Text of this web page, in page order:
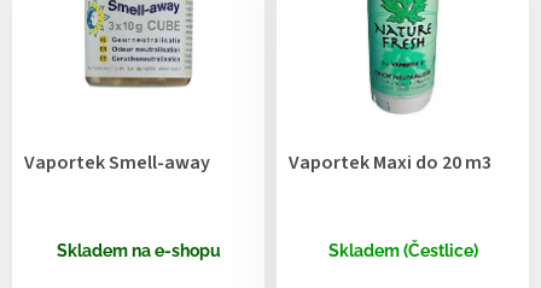
Vaportek Smell-away
Skladem na e-shopu
Vaportek Maxi do 20 m3
Skladem (Čestlice)